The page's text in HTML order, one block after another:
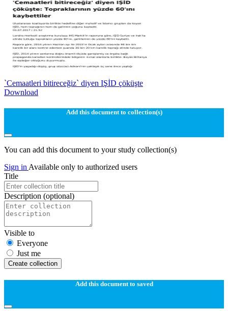
`Cemaatleri bitireceğiz` diyen IŞİD çöküşte
Download
Add this document to collection(s)
You can add this document to your study collection(s)
Sign in Available only to authorized users
Title
Description (optional)
Visible to
Everyone
Just me
Create collection
Add this document to saved